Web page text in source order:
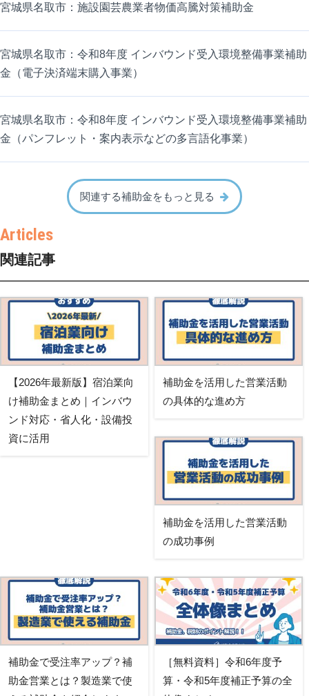
宮城県名取市：施設園芸農業者物価高騰対策補助金
宮城県名取市：令和8年度 インバウンド受入環境整備事業補助
金（電子決済端末購入事業）
宮城県名取市：令和8年度 インバウンド受入環境整備事業補助
金（パンフレット・案内表示などの多言語化事業）
関連する補助金をもっと見る
関連記事
【2026年最新版】宿泊業向
け補助金まとめ｜インバウ
ンド対応・省人化・設備投
資に活用
補助金を活用した営業活動
の具体的な進め方
補助金を活用した営業活動
の成功事例
補助金で受注率アップ？補
助金営業とは？製造業で使
［無料資料］令和6年度予
算・令和5年度補正予算の全